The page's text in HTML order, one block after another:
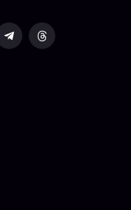
TelegramThreads